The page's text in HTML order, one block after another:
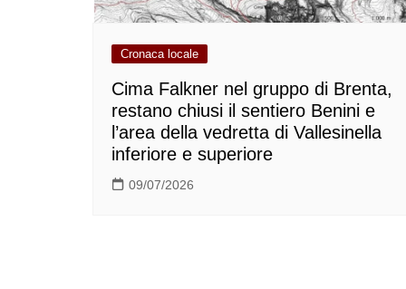
Cronaca locale
Cima Falkner nel gruppo di Brenta,
restano chiusi il sentiero Benini e
l’area della vedretta di Vallesinella
inferiore e superiore
09/07/2026